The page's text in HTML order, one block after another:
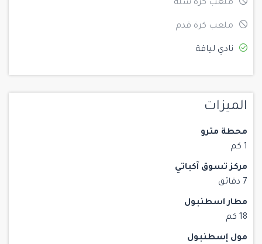
ملعب كرة سلة
ملعب كرة قدم
نادي لياقة
الميزات
محطة مترو
1 كم
مركز تسوق آكباتي
7 دقائق
مطار اسطنبول
18 كم
مول إسطنبول